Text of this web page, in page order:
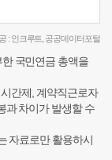
: 인크루트 공공데이터포털
국민연금 총액을
간제, 계약직근로자
과 차이가 발생할 수
자료로만 활용하시